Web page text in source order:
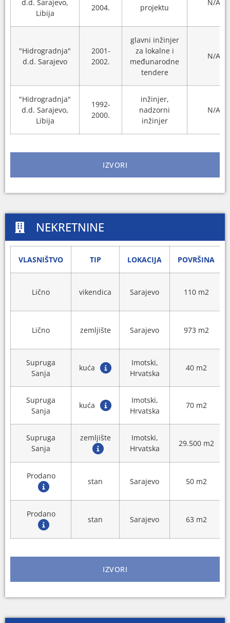
d.d. Sarajevo,
Libija
2004.
projektu
N/A
"Hidrogradnja"
d.d. Sarajevo
2001-
2002.
glavni inžinjer
za lokalne i
međunarodne
tendere
N/A
"Hidrogradnja"
d.d. Sarajevo,
Libija
1992-
2000.
inžinjer,
nadzorni
inžinjer
N/A
IZVORI
NEKRETNINE
VLASNIŠTVO TIP LOKACIJA POVRŠINA
Lično vikendica Sarajevo 110 m2
Lično zemljište Sarajevo 973 m2
Supruga
Sanja
kuća
Imotski,
Hrvatska
40 m2
Supruga
Sanja
kuća
Imotski,
Hrvatska
70 m2
Supruga
Sanja
zemljište
Imotski,
Hrvatska
29.500 m2
Prodano
stan Sarajevo 50 m2
Prodano
stan Sarajevo 63 m2
IZVORI